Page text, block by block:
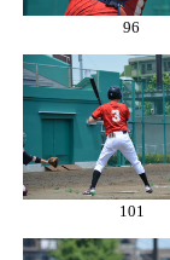
96
101